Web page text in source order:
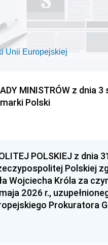
Unii Europejskiej
MINISTRÓW z dnia
Polski
POLSKIEJ z dnia
Polskiej
Wojciecha Króla za
2026 r.,
Prokuratora